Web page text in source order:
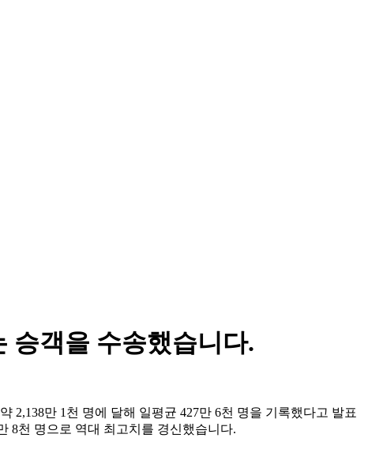
승객을 수송했습니다.
2,138만 1천 명에 달해 일평균 427만 6천 명을 기록했다고 발표
8천 명으로 역대 최고치를 경신했습니다.